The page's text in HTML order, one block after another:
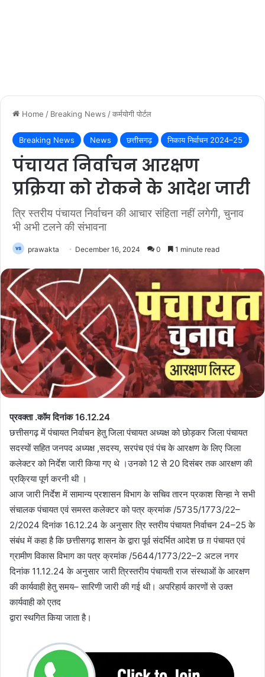
Home / Breaking News /कर्मयोगी पोर्टल
Breaking News News छत्तीसगढ़ निकाय निर्वाचन 2024–25
पंचायत निर्वाचन आरक्षण
प्रक्रिया को रोकने के आदेश जारी
त्रि स्तरीय पंचायत निर्वाचन की आचार संहिता नहीं लगेगी, चुनाव
भी अभी टलने की संभावना
prawakta December 16, 2024 0 1 minute read
प्रवक्ता .कॉम दिनांक 16.12.24
छत्तीसगढ़ में पंचायत निर्वाचन हेतु जिला पंचायत अध्यक्ष को छोड़कर जिला पंचायत
सदस्यों सहित जनपद अध्यक्ष ,सदस्य, सरपंच एवं पंच के आरक्षण के लिए जिला
कलेक्टर को निर्देश जारी किया गए थे ।उनको 12 से 20 दिसंबर तक आरक्षण की
प्रक्रिया पूर्ण करनी थी ।
आज जारी निर्देश में सामान्य प्रशासन विभाग के सचिव तारन प्रकाश सिन्हा ने सभी
संचालक पंचायत एवं समस्त कलेक्टर को पत्र क्रमांक /5735/1773/22–
2/2024 दिनांक 16.12.24 के अनुसार त्रि स्तरीय पंचायत निर्वाचन 24–25 के
संबंध में कहा है कि छत्तीसगढ़ शासन के द्वारा पूर्व संदर्भित आदेश छ ग़ पंचायत एवं
ग्रामीण विकास विभाग का पत्र क्रमांक /5644/1773/22–2 अटल नगर
दिनांक 11.12.24 के अनुसार जारी त्रिस्तरीय पंचायती राज संस्थाओं के आरक्षण
की कार्यवाही हेतु समय– सारिणी जारी की गई थी। अपरिहार्य कारणों से उक्त
कार्यवाही को एतद
द्वारा स्थगित किया जाता है।